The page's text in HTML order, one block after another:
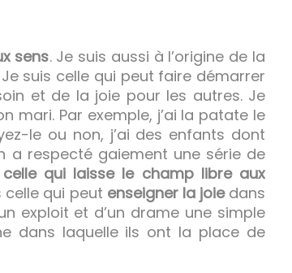
sens. Je suis aussi à l’origine de la
suis celle qui peut faire démarrer
et de la joie pour les autres. Je
mari. Par exemple, j’ai la patate le
le ou non, j’ai des enfants dont
a respecté gaiement une série de
qui laisse le champ libre aux
celle qui peut enseigner la joiedans
exploit et d’un drame une simple
dans laquelle ils ont la place de